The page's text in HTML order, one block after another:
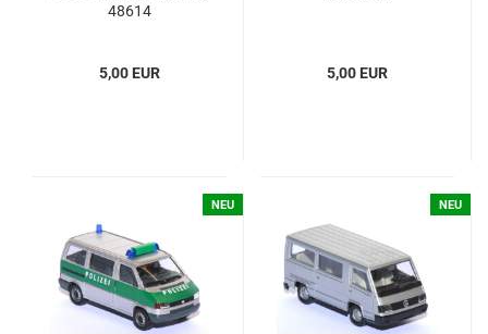
48614
5,00 EUR 5,00 EUR
NEU NEU